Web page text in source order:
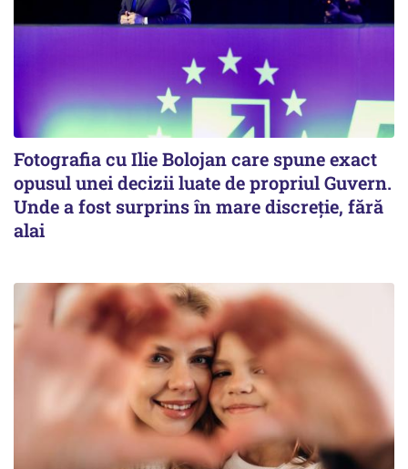
Fotografia cu Ilie Bolojan care spune exact
opusul unei decizii luate de propriul Guvern.
Unde a fost surprins în mare discreție, fără
alai